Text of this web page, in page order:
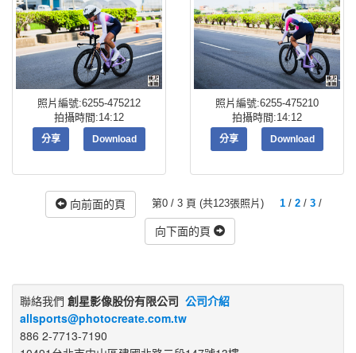
照片編號:6255-475212
拍攝時間:14:12
分享 Download
照片編號:6255-475210
拍攝時間:14:12
分享 Download
向前面的頁 第0 / 3 頁 (共123張照片) 1/ 2/ 3/
向下面的頁
聯絡我們 創星影像股份有限公司 公司介紹
allsports@photocreate.com.tw
886 2-7713-7190